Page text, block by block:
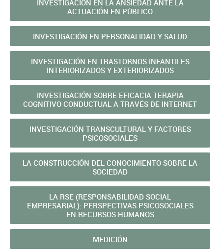
INVESTIGACIÓN EN LA ANSIEDAD ANTE LA
ACTUACIÓN EN PÚBLICO
INVESTIGACIÓN EN PERSONALIDAD Y SALUD
INVESTIGACIÓN EN TRASTORNOS INFANTILES
INTERIORIZADOS Y EXTERIORIZADOS
INVESTIGACIÓN SOBRE EFICACIA TERAPIA
COGNITIVO CONDUCTUAL A TRAVÉS DE INTERNET
INVESTIGACIÓN TRANSCULTURAL Y FACTORES
PSICOSOCIALES
LA CONSTRUCCIÓN DEL CONOCIMIENTO SOBRE LA
SOCIEDAD
LA RSE (RESPONSABILIDAD SOCIAL
EMPRESARIAL): PERSPECTIVAS PSICOSOCIALES
EN RECURSOS HUMANOS
MEDICIÓN